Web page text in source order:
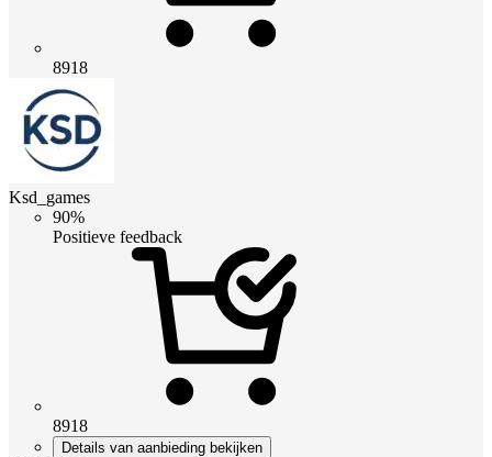
8918
Ksd_games
90%
Positieve feedback
8918
Details van aanbieding bekijken